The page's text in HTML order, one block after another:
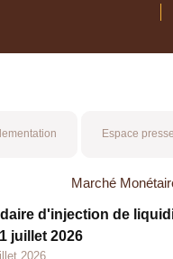
Espace presse
Marché
d'injection de
juillet 2026
2026